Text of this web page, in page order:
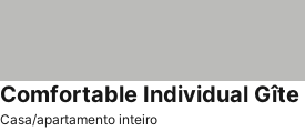
Casa/apartamento inteiro
Comfortable Individual Gîte